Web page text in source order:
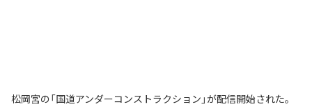
松岡宮の「国道アンダーコンストラクション」が配信開始された。